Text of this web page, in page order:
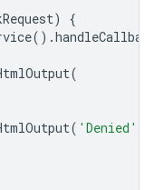
)
{
().
(
( 'Denied'